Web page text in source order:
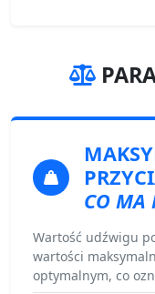
CO MA
Wartość udźwigu
wartości
optymalnym, co